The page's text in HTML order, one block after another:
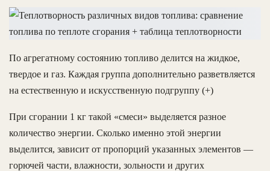
По агрегатному состоянию топливо делится на жидкое,
твердое и газ. Каждая группа дополнительно разветвляется
на естественную и искусственную подгруппу (+)
При сгорании 1 кг такой «смеси» выделяется разное
количество энергии. Сколько именно этой энергии
выделится, зависит от пропорций указанных элементов —
горючей части, влажности, зольности и других